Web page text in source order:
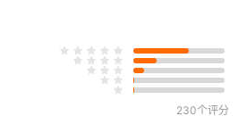
不开
230个评分